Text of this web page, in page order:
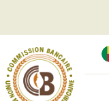
principal